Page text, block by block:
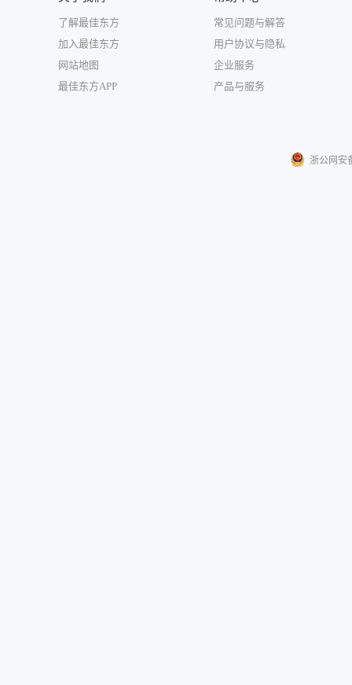
了解最佳东方
加入最佳东方
网站地图
最佳东方APP
常见问题与解答
用户协议与隐私
企业服务
产品与服务
浙公网安